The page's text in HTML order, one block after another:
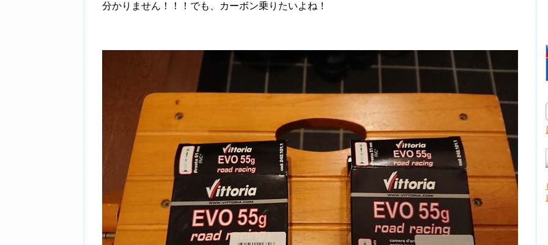
分かりません！！！でも、カーボン乗りたいよね！